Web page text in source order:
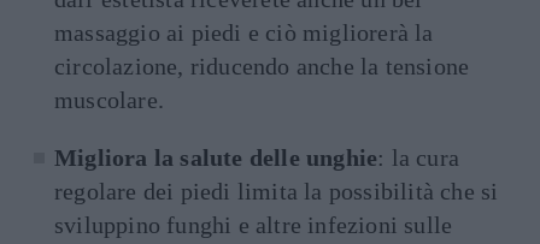
massaggio ai piedi e ciò migliorerà la
circolazione, riducendo anche la tensione
muscolare.
Migliora la salute delle unghie: la cura
regolare dei piedi limita la possibilità che si
sviluppino funghi e altre infezioni sulle